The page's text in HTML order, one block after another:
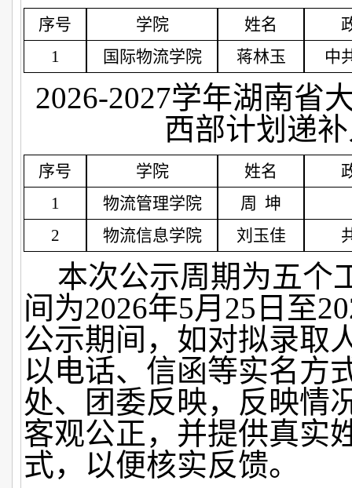
序号 学院 姓名
1
国际物流学院 蒋林玉 中
2026-2027学年湖南省
西部计划递
序号 学院 姓名
1
物流管理学院 周 坤
2
物流信息学院 刘玉佳
本次公示周期为五个
间为2026年5月25日至
公示期间，如对拟录取
以电话、信函等实名方
处、团委反映，反映情
客观公正，并提供真实
式，以便核实反馈。